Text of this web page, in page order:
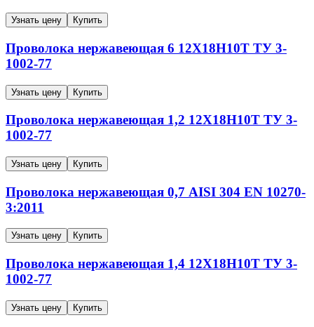
Узнать цену Купить
Проволока нержавеющая 6 12Х18Н10Т ТУ 3-
1002-77
Узнать цену Купить
Проволока нержавеющая 1,2 12Х18Н10Т ТУ 3-
1002-77
Узнать цену Купить
Проволока нержавеющая 0,7 AISI 304 EN 10270-
3:2011
Узнать цену Купить
Проволока нержавеющая 1,4 12Х18Н10Т ТУ 3-
1002-77
Узнать цену Купить